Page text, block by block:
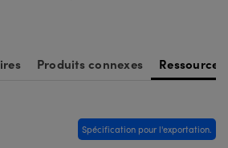
Produits connexes
Spécification pour l'exportation.